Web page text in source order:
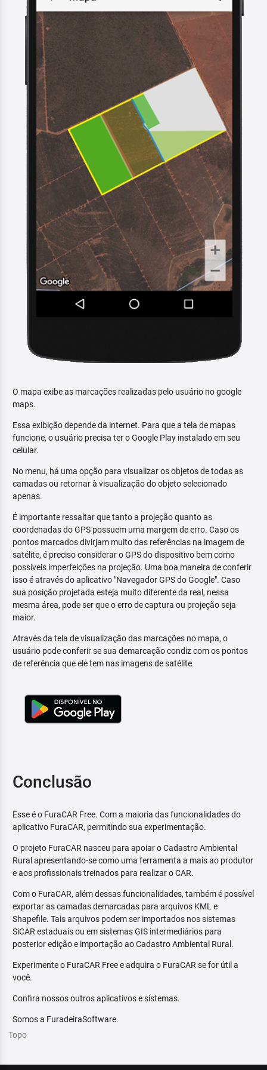
O mapa exibe as marcações realizadas pelo usuário no google
maps.
Essa exibição depende da internet. Para que a tela de mapas
funcione, o usuário precisa ter o Google Play instalado em seu
celular.
No menu, há uma opção para visualizar os objetos de todas as
camadas ou retornar à visualização do objeto selecionado
apenas.
É importante ressaltar que tanto a projeção quanto as
coordenadas do GPS possuem uma margem de erro. Caso os
pontos marcados divirjam muito das referências na imagem de
satélite, é preciso considerar o GPS do dispositivo bem como
possíveis imperfeições na projeção. Uma boa maneira de conferir
isso é através do aplicativo "Navegador GPS do Google". Caso
sua posição projetada esteja muito diferente da real, nessa
mesma área, pode ser que o erro de captura ou projeção seja
maior.
Através da tela de visualização das marcações no mapa, o
usuário pode conferir se sua demarcação condiz com os pontos
de referência que ele tem nas imagens de satélite.
Conclusão
Esse é o FuraCAR Free. Com a maioria das funcionalidades do
aplicativo FuraCAR, permitindo sua experimentação.
O projeto FuraCAR nasceu para apoiar o Cadastro Ambiental
Rural apresentando-se como uma ferramenta a mais ao produtor
e aos profissionais treinados para realizar o CAR.
Com o FuraCAR, além dessas funcionalidades, também é possível
exportar as camadas demarcadas para arquivos KML e
Shapefile. Tais arquivos podem ser importados nos sistemas
SiCAR estaduais ou em sistemas GIS intermediários para
posterior edição e importação ao Cadastro Ambiental Rural.
Experimente o FuraCAR Free e adquira o FuraCAR se for útil a
você.
Confira nossos outros aplicativos e sistemas.
Somos a FuradeiraSoftware.
Topo